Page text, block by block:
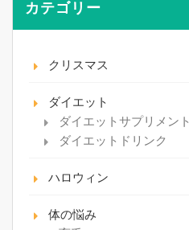
カテゴリー
クリスマス
ダイエット
ダイエットサプリメント
ダイエットドリンク
ハロウィン
体の悩み